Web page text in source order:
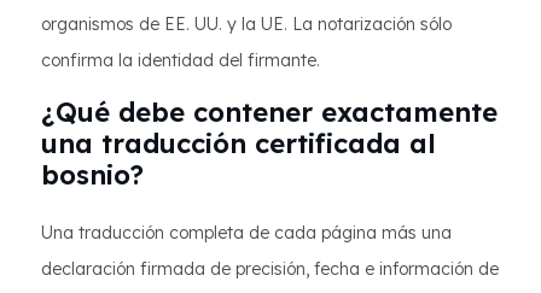
organismos de EE. UU. y la UE. La notarización sólo
confirma la identidad del firmante.
¿Qué debe contener exactamente
una traducción certificada al
bosnio?
Una traducción completa de cada página más una
declaración firmada de precisión, fecha e información de